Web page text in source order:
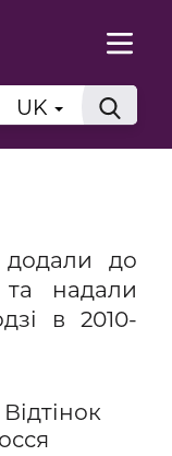
UK
до
надали
в 2010-